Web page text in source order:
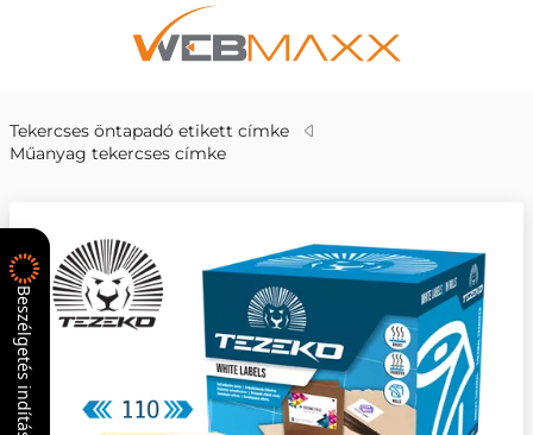
Tekercses öntapadó etikett címke
Műanyag tekercses címke
Beszélgetés indítása